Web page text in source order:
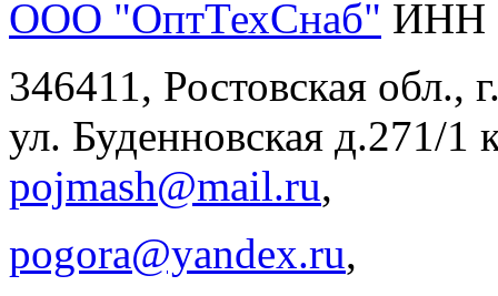
ООО "ОптТехСнаб" ИНН
346411, Ростовская обл.,
ул. Буденновская д.271/1
pojmash@mail.ru,
pogora@yandex.ru,